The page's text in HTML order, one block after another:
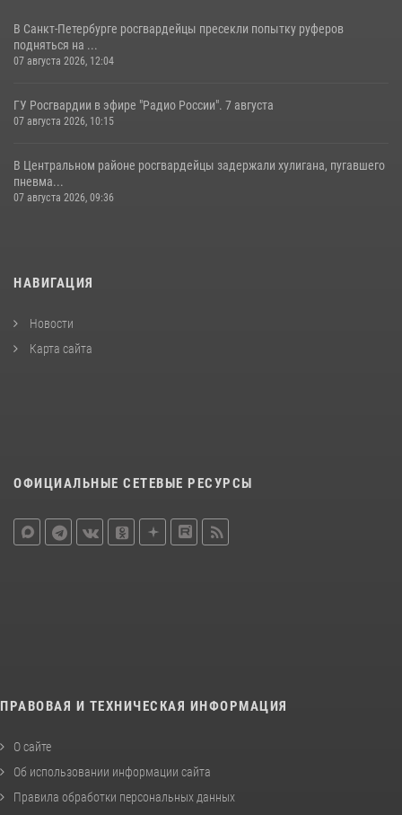
В Санкт-Петербурге росгвардейцы пресекли попытку руферов
подняться на ...
07 августа 2026, 12:04
ГУ Росгвардии в эфире "Радио России". 7 августа
07 августа 2026, 10:15
В Центральном районе росгвардейцы задержали хулигана, пугавшего
пневма...
07 августа 2026, 09:36
НАВИГАЦИЯ
Новости
Карта сайта
ОФИЦИАЛЬНЫЕ СЕТЕВЫЕ РЕСУРСЫ
ПРАВОВАЯ И ТЕХНИЧЕСКАЯ ИНФОРМАЦИЯ
О сайте
Об использовании информации сайта
Правила обработки персональных данных